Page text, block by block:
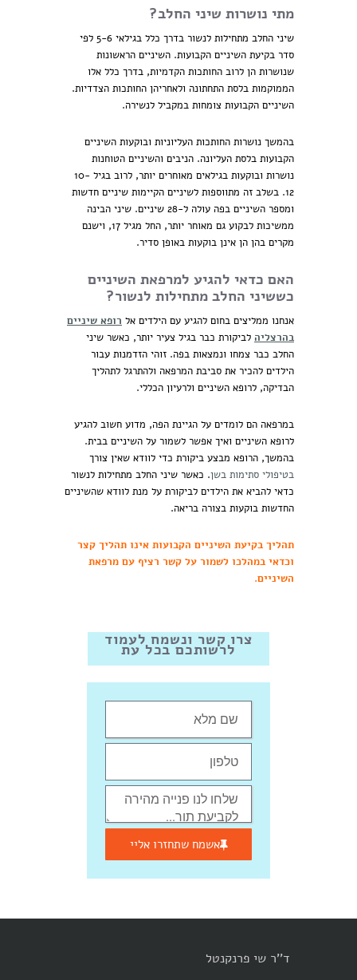
מתי נושרות שיני החלב?
שיני החלב מתחילות לנשור בדרך כלל בגילאי 5-6 לפי
סדר בקיעת השיניים הקבועות. השיניים הראשונות
שנושרות הן לרוב החותכות הקדמיות, בדרך כלל אלו
הממוקמות בלסת התחתונה ולאחריהן החותכות הצדדיות.
השיניים הקבועות צומחות במקביל לנשירה.
בהמשך נושרות החותכות העליוניות ובוקעות השיניים
הקבועות בלסת העליונה. הניבים והשיניים הטוחנות
נושרות ובוקעות בגילאים מאוחרים יותר, לרוב בגיל 10-
12. בשלב זה מתווספות לשיניים הקיימות שיניים חדשות
ומספר השיניים בפה עולה ל-28 שיניים. שיני הבינה
ממשיכות לבקוע גם מאוחר יותר, החל מגיל 17, וישנם
מקרים בהן הן אינן בוקעות באופן סדיר.
האם כדאי להגיע למרפאת השיניים
כששיני החלב מתחילות לנשור?
אנחנו ממליצים בחום להגיע עם הילדים אל רופא שיניים
בהרצליה לביקורת כבר בגיל צעיר יותר, כאשר שיני
החלב כבר צמחו ונמצאות בפה. זוהי הזדמנות עבור
הילדים להכיר את סביבת המרפאה ולהתרגל לתהליך
הבדיקה, לרופא השיניים ולרעיון הכללי.
במרפאה הם לומדים על הגיינת הפה, מדוע חשוב להגיע
לרופא השיניים ואיך אפשר לשמור על השיניים בבית.
בהמשך, הרופא מבצע ביקורת כדי לוודא שאין צורך
בטיפולי סתימות בשן. כאשר שיני החלב מתחילות לנשור
כדאי להביא את הילדים לביקורת על מנת לוודא שהשיניים
החדשות בוקעות בצורה בריאה.
תהליך בקיעת השיניים הקבועות אינו תהליך קצר
וכדאי במהלכו לשמור על קשר רציף עם מרפאת
השיניים.
צרו קשר ונשמח לעמוד
לרשותכם בכל עת
אשמח שתחזרו אליי
ד''ר שי פרנקנטל